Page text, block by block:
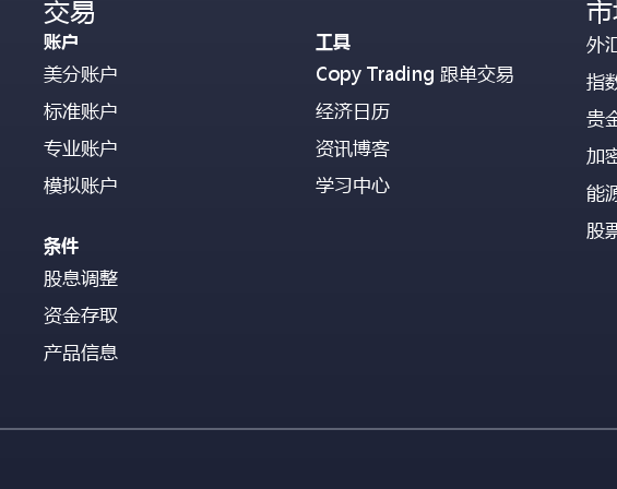
交易
账户
美分账户
标准账户
专业账户
模拟账户
条件
股息调整
资金存取
产品信息
工具
Copy Trading 跟单交易
经济日历
资讯博客
学习中心
外
指
贵
加
能
股